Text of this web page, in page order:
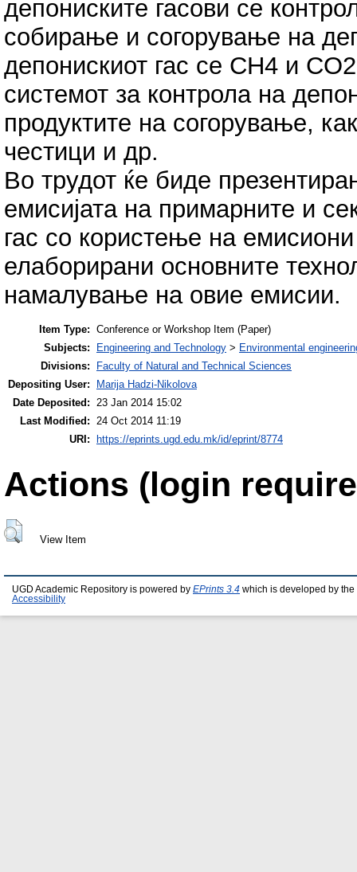
депониските гасови се
собирање и согорување на
депонискиот гас се CH4 и
системот за контрола на
продуктите на согорување,
честици и др.
Во трудот ќе биде
емисијата на примарните и
гас со користење на
елаборирани основните
намалување на овие емисии.
Item Type: Conference or Workshop Item (Paper)
Subjects:
Engineering and Technology > Environmental
Divisions:
Faculty of Natural and Technical Sciences
Depositing User:
Marija Hadzi-Nikolova
Date Deposited: 23 Jan 2014 15:02
Last Modified: 24 Oct 2014 11:19
URI:
https://eprints.ugd.edu.mk/id/eprint/8774
Actions (login
View Item
UGD Academic Repository is powered by EPrints 3.4 which is developed by the
Accessibility